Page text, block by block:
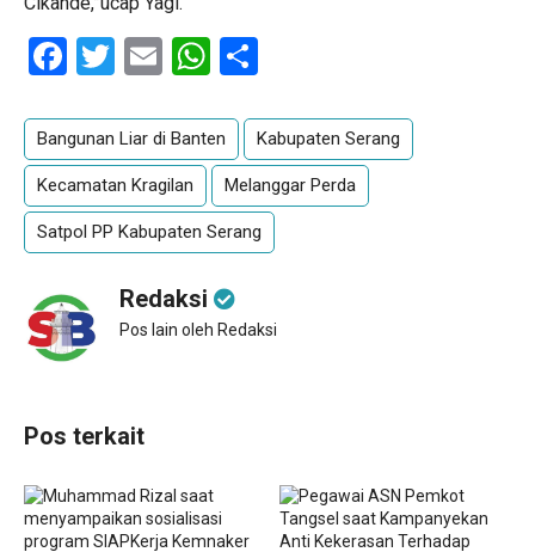
Facebook
Twitter
EmailWhatsApp
Bangunan Liar di Banten Kabupaten Serang
Kecamatan Kragilan Melanggar Perda
Satpol PP Kabupaten Serang
Redaksi
Pos lain oleh Redaksi
Pos terkait